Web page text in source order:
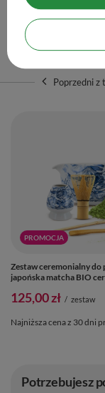
Poprzedni z
PROMOCJA
Zestaw ceremonialny
japońska matcha BIO
125,00 zł / zestaw
Najniższa cena z 30 dni
Potrzebujesz